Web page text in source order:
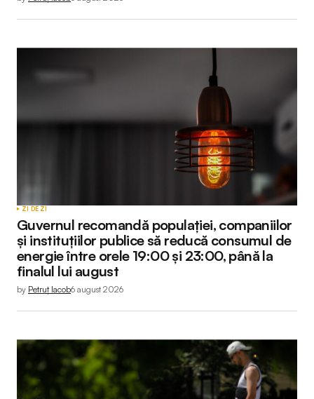
ZI DE ZI
Guvernul recomandă populației, companiilor
și instituțiilor publice să reducă consumul de
energie între orele 19:00 și 23:00, până la
finalul lui august
by Petruț Iacob6 august 2026